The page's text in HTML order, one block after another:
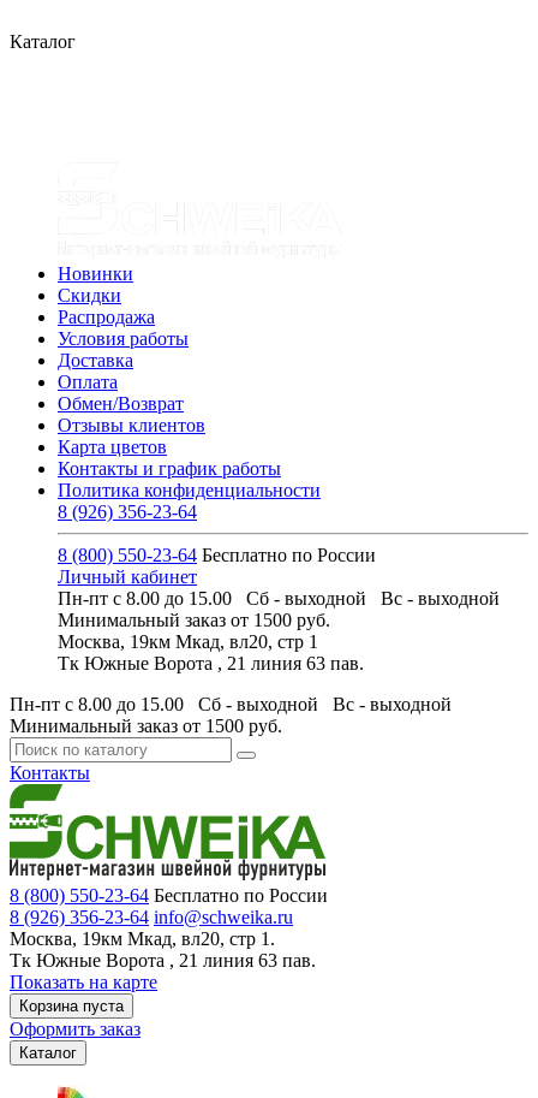
Каталог
Новинки
Скидки
Распродажа
Условия работы
Доставка
Оплата
Обмен/Возврат
Отзывы клиентов
Карта цветов
Контакты и график работы
Политика конфиденциальности
8 (926) 356-23-64
8 (800) 550-23-64 Бесплатно по России
Личный кабинет
Пн-пт с 8.00 до 15.00 Сб - выходной Вс - выходной
Минимальный заказ от 1500 руб.
Москва, 19км Мкад, вл20, стр 1
Тк Южные Ворота , 21 линия 63 пав.
Пн-пт с 8.00 до 15.00 Сб - выходной Вс - выходной
Минимальный заказ от 1500 руб.
Контакты
8 (800) 550-23-64 Бесплатно по России
8 (926) 356-23-64 info@schweika.ru
Москва, 19км Мкад, вл20, стр 1.
Тк Южные Ворота , 21 линия 63 пав.
Показать на карте
Корзина пуста
Оформить заказ
Каталог